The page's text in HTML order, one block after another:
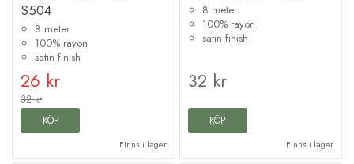
S504
8 meter
100% rayon
satin finish
26 kr
32 kr
KÖP
Finns i lager
8 meter
100% rayon
satin finish
32 kr
KÖP
Finns i lager